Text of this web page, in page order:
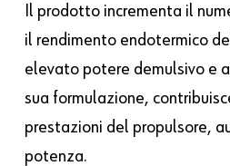
Il prodotto incrementa il
il rendimento endotermico
elevato potere demulsivo e
sua formulazione,
prestazioni del propulsore,
potenza.